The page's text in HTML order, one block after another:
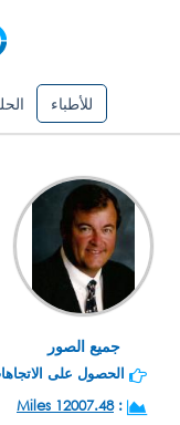
للأطباء
جميع الصور
الحصول على
:
12007.48 Miles